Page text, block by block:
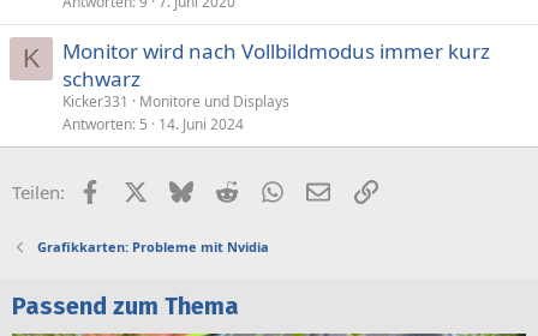
K
Monitor wird nach Vollbildmodus immer kurz
schwarz
Kicker331
Monitore und Displays
Antworten 5 14. Juni 2024
Teilen: FacebookX (Twitter)
BlueskyRedditWhatsApp
E-MailLink
Grafikkarten: Probleme mit Nvidia
Passend zum Thema